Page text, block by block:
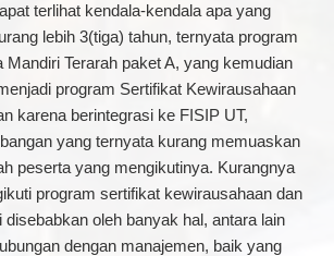
terlihat kendala-kendala apa yang
lebih 3(tiga) tahun, ternyata program
Mandiri Terarah paket A, yang kemudian
program Sertifikat Kewirausahaan
karena berintegrasi ke FISIP UT,
yang ternyata kurang memuaskan
peserta yang mengikutinya. Kurangnya
program sertifikat kewirausahaan dan
disebabkan oleh banyak hal, antara lain
dengan manajemen, baik yang